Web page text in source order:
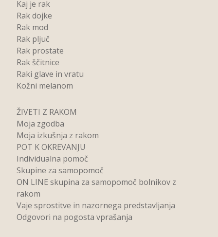
Kaj je rak
Rak dojke
Rak mod
Rak pljuč
Rak prostate
Rak ščitnice
Raki glave in vratu
Kožni melanom
ŽIVETI Z RAKOM
Moja zgodba
Moja izkušnja z rakom
POT K OKREVANJU
Individualna pomoč
Skupine za samopomoč
ON LINE skupina za samopomoč bolnikov z
rakom
Vaje sprostitve in nazornega predstavljanja
Odgovori na pogosta vprašanja